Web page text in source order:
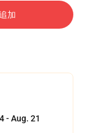
加
- Aug. 21